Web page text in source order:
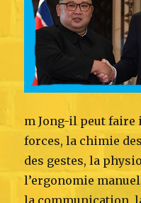
m Jong-il peut
forces, la chimie
des gestes, la
l’ergonomie
la communication,